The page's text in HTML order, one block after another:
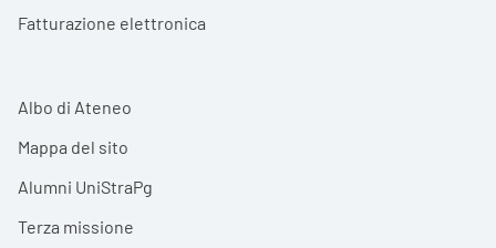
Fatturazione elettronica
Albo di Ateneo
Mappa del sito
Alumni UniStraPg
Terza missione